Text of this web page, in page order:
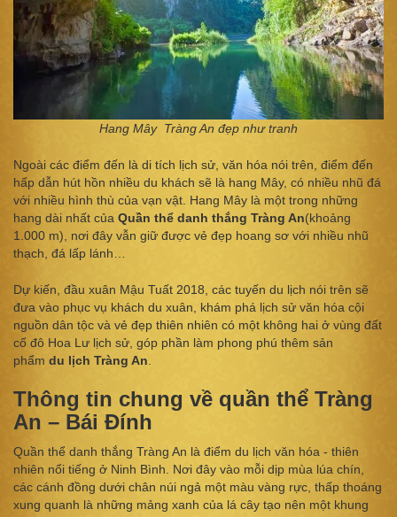
Hang Mây Tràng An đẹp như tranh
Ngoài các điểm đến là di tích lịch sử, văn hóa nói trên, điểm đến
hấp dẫn hút hồn nhiều du khách sẽ là hang Mây, có nhiều nhũ đá
với nhiều hình thù của vạn vật. Hang Mây là một trong những
hang dài nhất của Quần thể danh thắng Tràng An(khoảng
1.000 m), nơi đây vẫn giữ được vẻ đẹp hoang sơ với nhiều nhũ
thạch, đá lấp lánh…
Dự kiến, đầu xuân Mậu Tuất 2018, các tuyến du lịch nói trên sẽ
đưa vào phục vụ khách du xuân, khám phá lịch sử văn hóa cội
nguồn dân tộc và vẻ đẹp thiên nhiên có một không hai ở vùng đất
cố đô Hoa Lư lịch sử, góp phần làm phong phú thêm sản
phẩm du lịch Tràng An.
Thông tin chung về quần thể Tràng
An – Bái Đính
Quần thể danh thắng Tràng An là điểm du lịch văn hóa - thiên
nhiên nổi tiếng ở Ninh Bình. Nơi đây vào mỗi dịp mùa lúa chín,
các cánh đồng dưới chân núi ngả một màu vàng rực, thấp thoáng
xung quanh là những mảng xanh của lá cây tạo nên một khung